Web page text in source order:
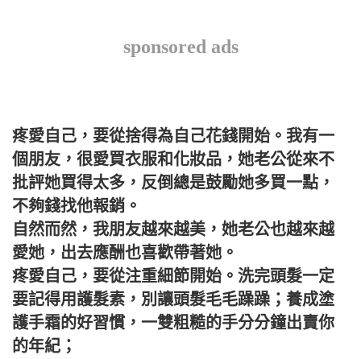
sponsored ads
疼愛自己，要從捨得為自己花錢開始。我有一
個朋友，很愛買衣服和化妝品，她老公從來不
批評她買得太多，反倒總是鼓勵她多買一點，
不夠錢找他報銷。
自然而然，我朋友越來越美，她老公也越來越
愛她，出去應酬也喜歡帶著她。
疼愛自己，要從注重細節開始。洗完頭髮一定
要記得用護髮素，別讓頭髮毛毛躁躁；養成塗
護手霜的好習慣，一雙粗糙的手分分鐘出賣你
的年紀；